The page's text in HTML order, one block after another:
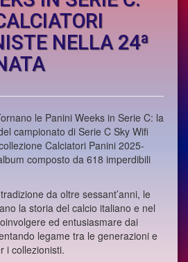
NELLA 24ª
le Panini Weeks in Serie C: la
campionato di Serie C Sky Wifi
Calciatori Panini 2025-
composto da 618 imperdibili
da oltre sessant’anni, le
la storia del calcio italiano e nel
ed entusiasmare dai
legame tra le generazioni e
i collezionisti.